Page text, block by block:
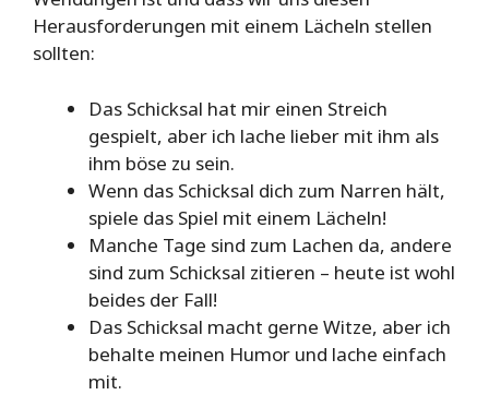
Herausforderungen mit einem Lächeln stellen
sollten:
Das Schicksal hat mir einen Streich
gespielt, aber ich lache lieber mit ihm als
ihm böse zu sein.
Wenn das Schicksal dich zum Narren hält,
spiele das Spiel mit einem Lächeln!
Manche Tage sind zum Lachen da, andere
sind zum Schicksal zitieren – heute ist wohl
beides der Fall!
Das Schicksal macht gerne Witze, aber ich
behalte meinen Humor und lache einfach
mit.